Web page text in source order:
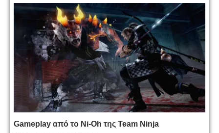
Gameplay από το Ni-Oh της Team Ninja